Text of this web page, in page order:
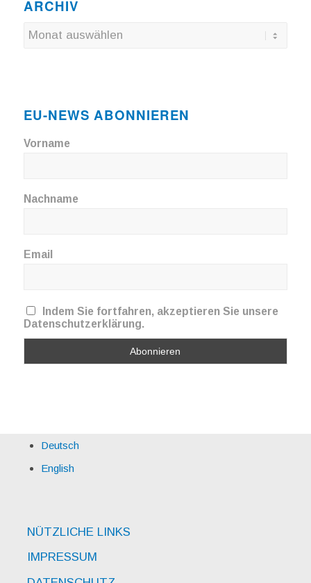
ARCHIV
EU-NEWS ABONNIEREN
Vorname
Nachname
Email
Indem Sie fortfahren, akzeptieren Sie unsere
Datenschutzerklärung.
Deutsch
English
NÜTZLICHE LINKS
IMPRESSUM